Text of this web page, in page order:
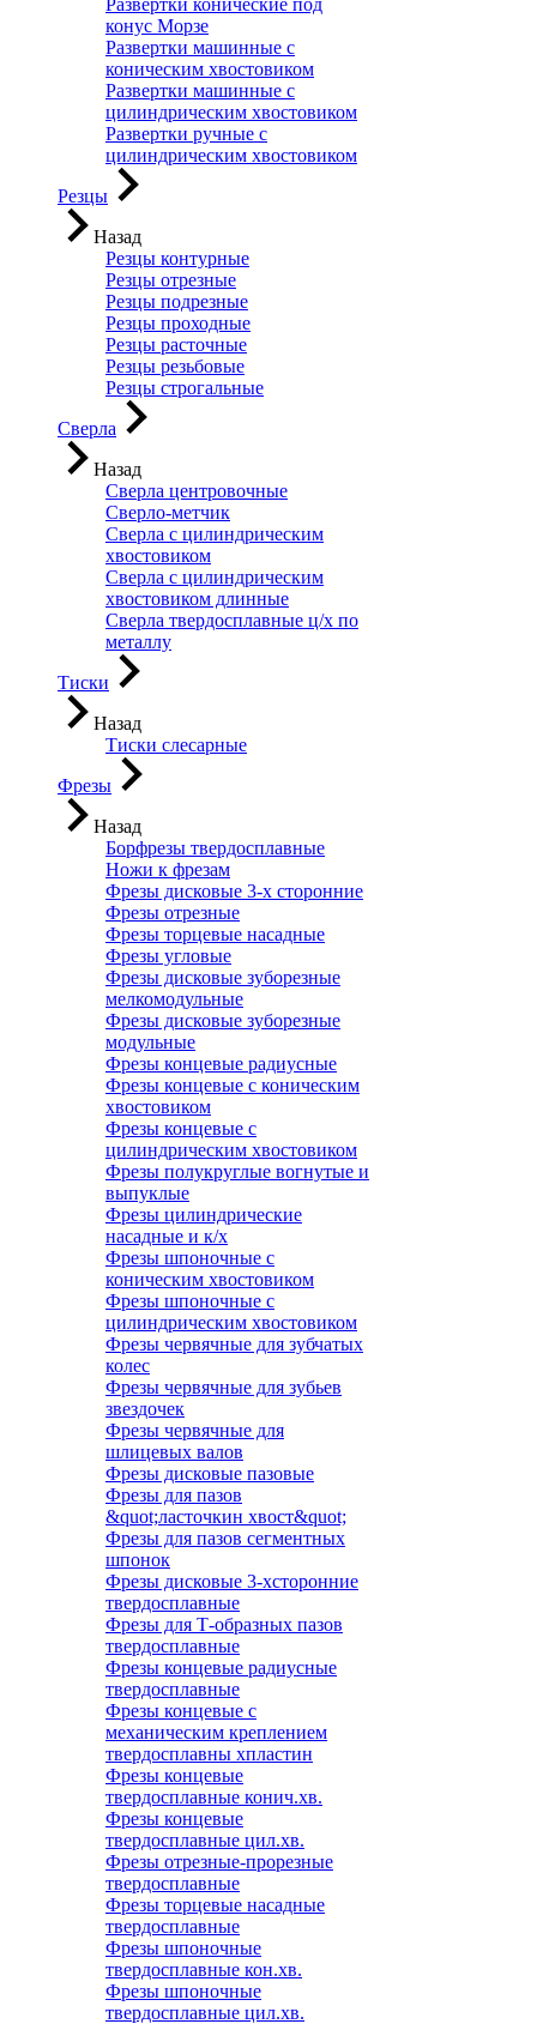
Развертки конические под
конус Морзе
Развертки машинные с
коническим хвостовиком
Развертки машинные с
цилиндрическим хвостовиком
Развертки ручные с
цилиндрическим хвостовиком
Резцы
Назад
Резцы контурные
Резцы отрезные
Резцы подрезные
Резцы проходные
Резцы расточные
Резцы резьбовые
Резцы строгальные
Сверла
Назад
Сверла центровочные
Сверло-метчик
Сверла с цилиндрическим
хвостовиком
Сверла с цилиндрическим
хвостовиком длинные
Сверла твердосплавные ц/х по
металлу
Тиски
Назад
Тиски слесарные
Фрезы
Назад
Борфрезы твердосплавные
Ножи к фрезам
Фрезы дисковые 3-х сторонние
Фрезы отрезные
Фрезы торцевые насадные
Фрезы угловые
Фрезы дисковые зуборезные
мелкомодульные
Фрезы дисковые зуборезные
модульные
Фрезы концевые радиусные
Фрезы концевые с коническим
хвостовиком
Фрезы концевые с
цилиндрическим хвостовиком
Фрезы полукруглые вогнутые и
выпуклые
Фрезы цилиндрические
насадные и к/х
Фрезы шпоночные с
коническим хвостовиком
Фрезы шпоночные с
цилиндрическим хвостовиком
Фрезы червячные для зубчатых
колес
Фрезы червячные для зубьев
звездочек
Фрезы червячные для
шлицевых валов
Фрезы дисковые пазовые
Фрезы для пазов
&quot;ласточкин хвост&quot;
Фрезы для пазов сегментных
шпонок
Фрезы дисковые 3-хсторонние
твердосплавные
Фрезы для Т-образных пазов
твердосплавные
Фрезы концевые радиусные
твердосплавные
Фрезы концевые с
механическим креплением
твердосплавны хпластин
Фрезы концевые
твердосплавные конич.хв.
Фрезы концевые
твердосплавные цил.хв.
Фрезы отрезные-прорезные
твердосплавные
Фрезы торцевые насадные
твердосплавные
Фрезы шпоночные
твердосплавные кон.хв.
Фрезы шпоночные
твердосплавные цил.хв.